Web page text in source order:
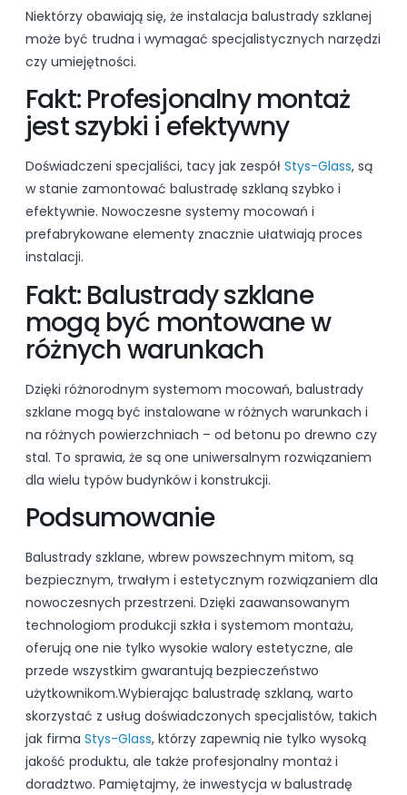
Niektórzy obawiają się, że instalacja balustrady szklanej
może być trudna i wymagać specjalistycznych narzędzi
czy umiejętności.
Fakt: Profesjonalny montaż
jest szybki i efektywny
Doświadczeni specjaliści, tacy jak zespół Stys-Glass, są
w stanie zamontować balustradę szklaną szybko i
efektywnie. Nowoczesne systemy mocowań i
prefabrykowane elementy znacznie ułatwiają proces
instalacji.
Fakt: Balustrady szklane
mogą być montowane w
różnych warunkach
Dzięki różnorodnym systemom mocowań, balustrady
szklane mogą być instalowane w różnych warunkach i
na różnych powierzchniach – od betonu po drewno czy
stal. To sprawia, że są one uniwersalnym rozwiązaniem
dla wielu typów budynków i konstrukcji.
Podsumowanie
Balustrady szklane, wbrew powszechnym mitom, są
bezpiecznym, trwałym i estetycznym rozwiązaniem dla
nowoczesnych przestrzeni. Dzięki zaawansowanym
technologiom produkcji szkła i systemom montażu,
oferują one nie tylko wysokie walory estetyczne, ale
przede wszystkim gwarantują bezpieczeństwo
użytkownikom.Wybierając balustradę szklaną, warto
skorzystać z usług doświadczonych specjalistów, takich
jak firma Stys-Glass, którzy zapewnią nie tylko wysoką
jakość produktu, ale także profesjonalny montaż i
doradztwo. Pamiętajmy, że inwestycja w balustradę